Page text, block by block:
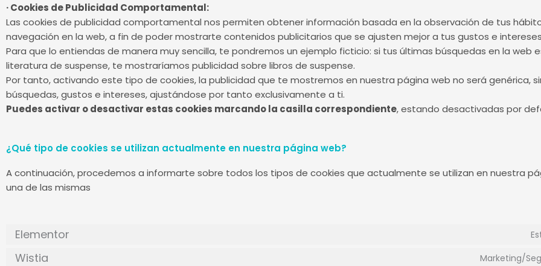
· Cookies de Publicidad Comportamental:
Las cookies de publicidad comportamental nos permiten obtener información basada en la observación de tus
navegación en la web, a fin de poder mostrarte contenidos publicitarios que se ajusten mejor a tus gustos e
Para que lo entiendas de manera muy sencilla, te pondremos un ejemplo ficticio: si tus últimas búsquedas en la web
literatura de suspense, te mostraríamos publicidad sobre libros de suspense.
Por tanto, activando este tipo de cookies, la publicidad que te mostremos en nuestra página web no será genérica,
búsquedas, gustos e intereses, ajustándose por tanto exclusivamente a ti.
Puedes activar o desactivar estas cookies marcando la casilla correspondiente, estando desactivadas por
¿Qué tipo de cookies se utilizan actualmente en nuestra página web?
A continuación, procedemos a informarte sobre todos los tipos de cookies que actualmente se utilizan en nuestra
una de las mismas
Elementor
Wistia Marketing/